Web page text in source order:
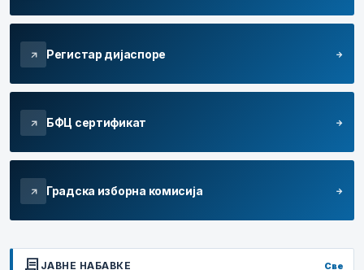
arrow_outward Регистар дијаспоре arrow_forward
arrow_outward БФЦ сертификат arrow_forward
arrow_outward Градска изборна комисија arrow_forward
ЈАВНЕ НАБАВКЕ Све